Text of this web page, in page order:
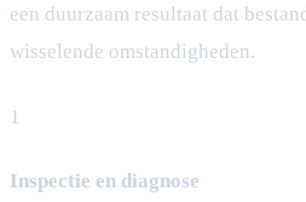
een duurzaam resultaat dat
wisselende omstandigheden.
1
Inspectie en diagnose